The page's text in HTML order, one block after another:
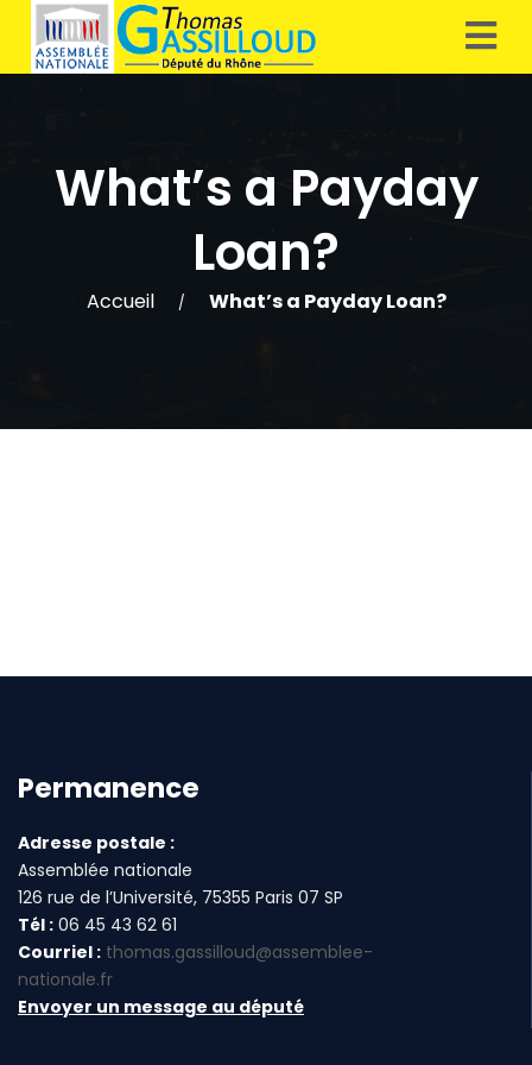
What’s a Payday
Loan?
Accueil / What’s a Payday Loan?
Permanence
Adresse postale :
Assemblée nationale
126 rue de l’Université, 75355 Paris 07 SP
Tél : 06 45 43 62 61
Courriel : thomas.gassilloud@assemblee-
nationale.fr
Envoyer un message au député